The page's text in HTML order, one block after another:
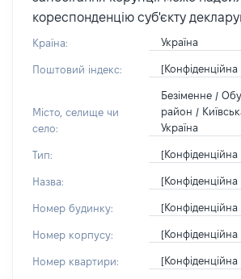
кореспонденцію суб'єкту
Країна: Україна
Поштовий індекс: [Конфіденційна
Місто, селище чи
село:
Безіменне /
район /
Україна
Тип: [Конфіденційна
Назва: [Конфіденційна
Номер будинку: [Конфіденційна
Номер корпусу: [Конфіденційна
Номер квартири: [Конфіденційна